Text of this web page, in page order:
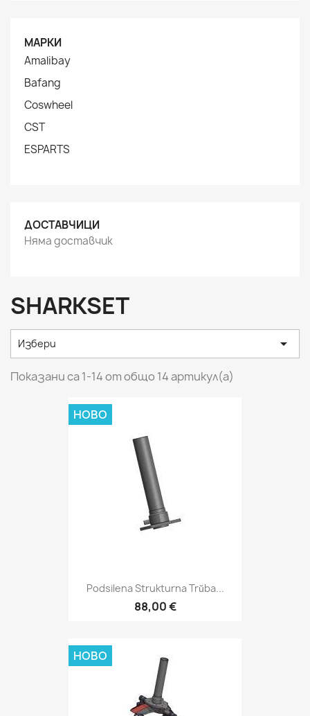
МАРКИ
Amalibay
Bafang
Coswheel
CST
ESPARTS
ДОСТАВЧИЦИ
Няма доставчик
SHARKSET
Избери 
Показани са 1-14 от общо 14 артикул(а)
Podsilena Strukturna Trŭba...
88,00 €
НОВО
НОВО